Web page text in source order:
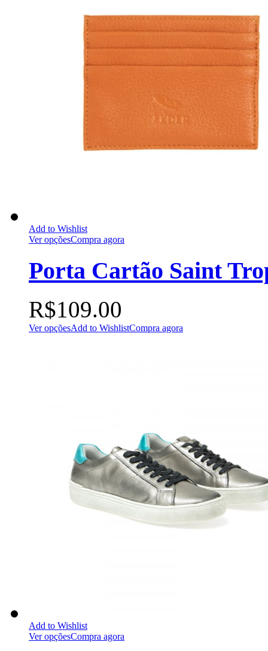
Add to Wishlist
Ver opçõesCompra agora
Porta Cartão Saint
R$109.00
Ver opçõesAdd to WishlistCompra agora
Add to Wishlist
Ver opçõesCompra agora